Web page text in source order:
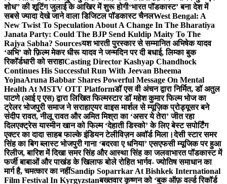
शोध” की शूटिंग जुलाई के आखिर में शुरू होगी‘भारत पॉडकास्ट’ बना देश में
सबसे ज्यादा देखे जाने वाला डिजिटल पॉडकास्ट चैनलWest Bengal: A
New Twist To Speculation About A Change In The Bharatiya
Janata Party: Could The BJP Send Kuldip Maity To The
Rajya Sabha? Sourcesयश भारती पुरस्कार से सम्मानित अभिषेक यादव
‘अभि’ को फ़िल्म मेकर धीरू यादव ने जन्मदिन पर दी बधाई, लिम्का बुक
रिकॉर्डधारी को सराहाCasting Director Kashyap Chandhock
Continues His Successful Run With Jeevan Bheema
YojnaAruna Babbar Shares Powerful Message On Mental
Health At MSTV OTT Platformडॉ एस वी अंचन द्वारा निर्मित, डॉ अतुल
पाटणे (आई ए एस) द्वारा लिखित फिल्मस्टार डॉ महेश कुमार फिल्म भोज का
ट्रेलर भोजपुरी समाज ने सराहाएयर वाइस मार्शल से म्यूज़िक प्रोड्यूसर बने
संदीप रावत, नीलू रावत और अमित मिश्रा का ‘असर ये तेरा’ जीत रहा
दिलएक्ट्रेस यास्मीन खान को फिल्म ‘देहाती डिस्को’ के लिए बेस्ट सपोर्टिंग
एक्टर का दादा साहब फाल्के इंडियन टेलीविज़न अवॉर्ड मिला।देसी स्टार समर
सिंह का बिग ब्लास्ट भोजपुरी गाना ‘बदरवा ए धनिया’ एसएफसी म्यूजिक पर हुआ
रिलीज, बारिश में दिखा समर सिंह और आस्था सिंह का जलवाभारत पॉडकास्ट में
फर्जी बाबाओं और पाखंड के खिलाफ बोले रोहित भार्गव- ज्योतिष समाधान का
मार्ग है, चमत्कार का नहींSandip Soparrkar At Bishkek International
Film Festival In Kyrgyzstanबख्तवार कृष्णन को ‘बुक ऑफ़ वर्ल्ड रिकॉर्ड